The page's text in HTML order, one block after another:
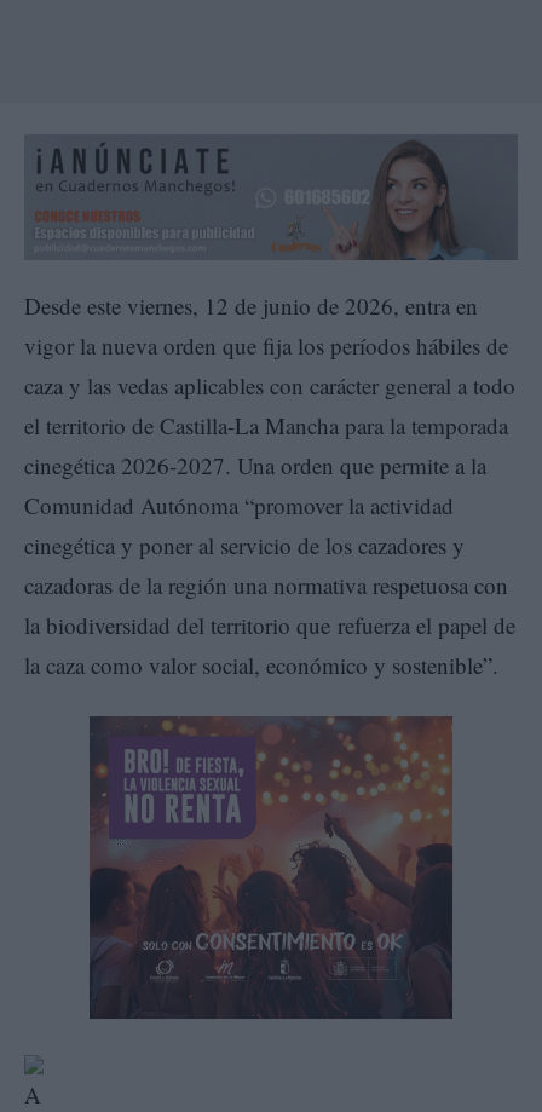
Desde este viernes, 12 de junio de 2026, entra en
vigor la nueva orden que fija los períodos hábiles de
caza y las vedas aplicables con carácter general a todo
el territorio de Castilla-La Mancha para la temporada
cinegética 2026-2027. Una orden que permite a la
Comunidad Autónoma “promover la actividad
cinegética y poner al servicio de los cazadores y
cazadoras de la región una normativa respetuosa con
la biodiversidad del territorio que refuerza el papel de
la caza como valor social, económico y sostenible”.